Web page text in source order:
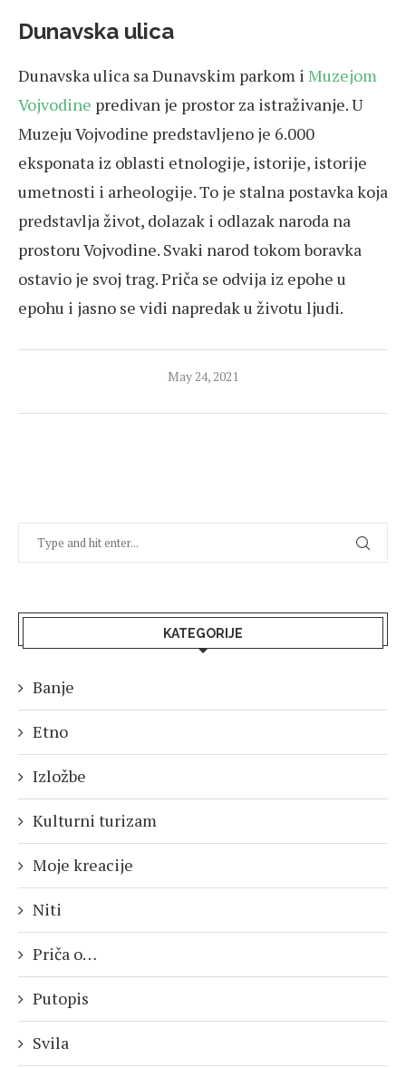
Dunavska ulica
Dunavska ulica sa Dunavskim parkom i Muzejom
Vojvodine predivan je prostor za istraživanje. U
Muzeju Vojvodine predstavljeno je 6.000
eksponata iz oblasti etnologije, istorije, istorije
umetnosti i arheologije. To je stalna postavka koja
predstavlja život, dolazak i odlazak naroda na
prostoru Vojvodine. Svaki narod tokom boravka
ostavio je svoj trag. Priča se odvija iz epohe u
epohu i jasno se vidi napredak u životu ljudi.
May 24, 2021
KATEGORIJE
Banje
Etno
Izložbe
Kulturni turizam
Moje kreacije
Niti
Priča o…
Putopis
Svila